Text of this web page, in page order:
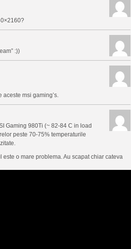
:))
msi gaming’s.
Gaming 980Ti (~ 82-84 C in load
peste 70-75% temperaturile
o mare problema. Au scapat chiar cateva